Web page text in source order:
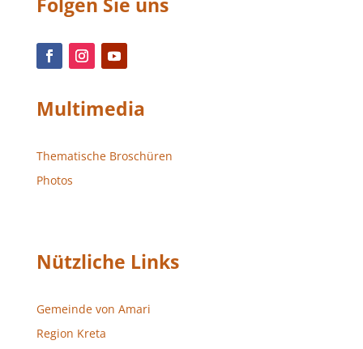
Multimedia
Thematische Broschüren
Photos
Nützliche Links
Gemeinde von Amari
Region Kreta